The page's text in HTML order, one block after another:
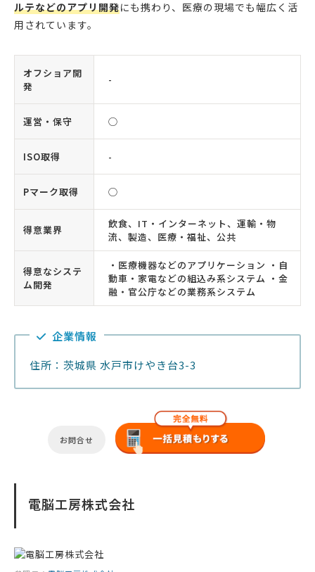
ルテなどのアプリ開発にも携わり、医療の現場でも幅広く活
用されています。
オフショア開
発
-
運営・保守 ◯
ISO取得 -
Pマーク取得 ◯
得意業界
飲食、IT・インターネット、運輸・物
流、製造、医療・福祉、公共
得意なシステ
ム開発
・医療機器などのアプリケーション ・自
動車・家電などの組込み系システム ・金
融・官公庁などの業務系システム
企業情報
住所：茨城県 水戸市けやき台3-3
お問合せ
電脳工房株式会社